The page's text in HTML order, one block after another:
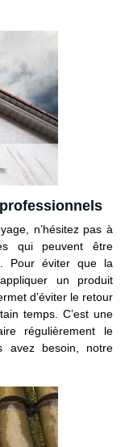
n’hésitez pas à
qui peuvent être
Pour éviter que la
un produit
d’éviter le retour
temps. C’est une
régulièrement le
avez besoin, notre